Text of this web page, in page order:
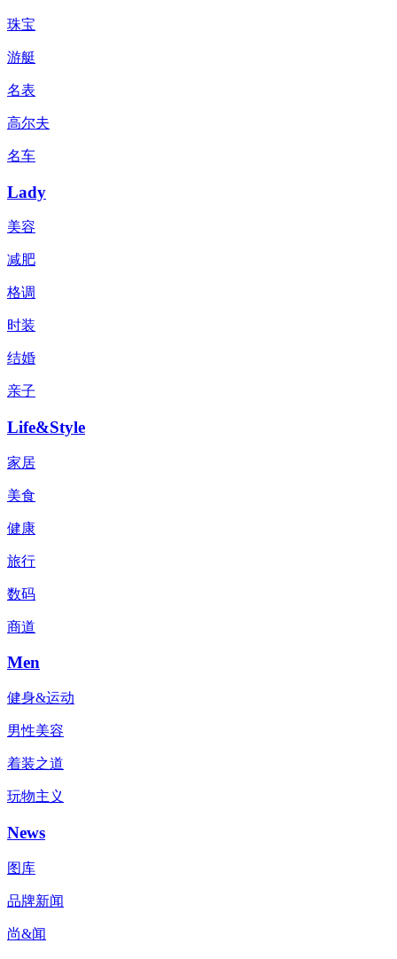
珠宝
游艇
名表
高尔夫
名车
Lady
美容
减肥
格调
时装
结婚
亲子
Life&Style
家居
美食
健康
旅行
数码
商道
Men
健身&运动
男性美容
着装之道
玩物主义
News
图库
品牌新闻
尚&闻